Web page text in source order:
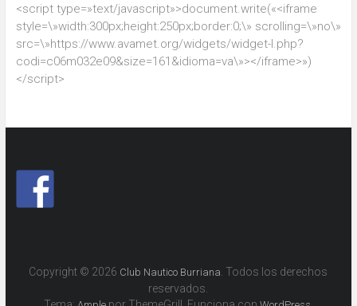
<script type=»text/javascript»>document.write(«<iframe
style=\»width:300px;height:250px;border:0;\» scrolling=\»no\»
src=\»https://www.avamet.org/widgets/widget-l.php?
codi=c06m032e09&size=161&idioma=va\»></iframe>»)
</script>
Copyright © 2026 Club Nautico Burriana . Todos los derechos
reservados.